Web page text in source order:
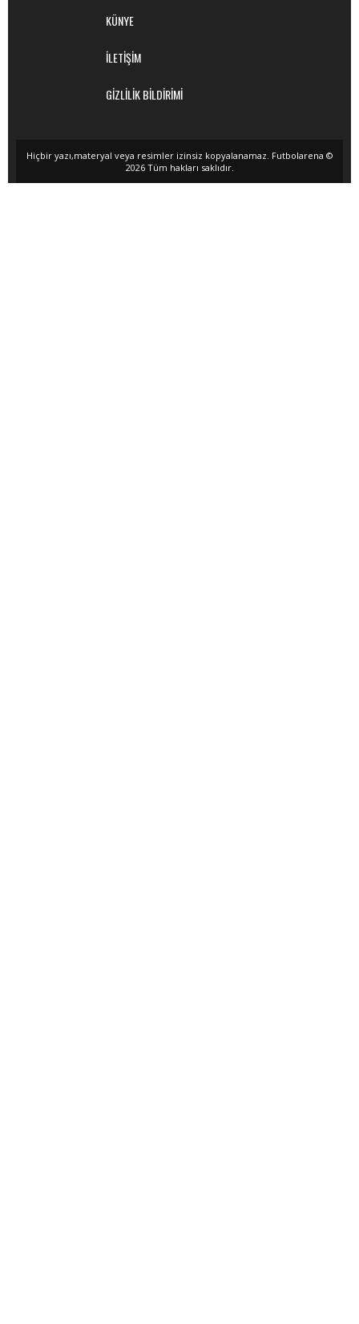
KÜNYE
İLETİŞİM
GİZLİLİK BİLDİRİMİ
Hiçbir yazı,materyal veya resimler izinsiz kopyalanamaz. Futbolarena ©
2026 Tüm hakları saklıdır.